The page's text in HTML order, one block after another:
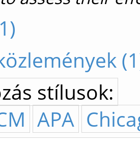
stílusok:
APA